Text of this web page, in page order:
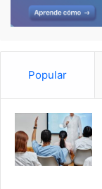
Popular